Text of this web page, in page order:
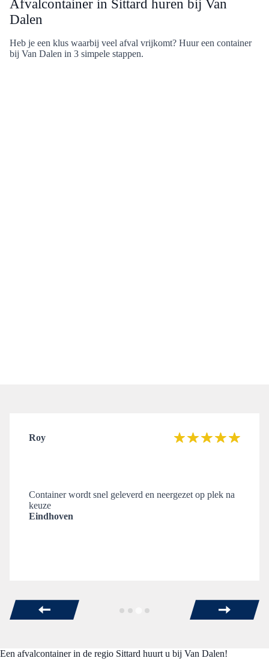
Afvalcontainer in Sittard huren bij Van
Dalen
Heb je een klus waarbij veel afval vrijkomt? Huur een container
bij Van Dalen in 3 simpele stappen.
Roy
Container wordt snel geleverd en neergezet op plek na
keuze
Eindhoven
Een afvalcontainer in de regio Sittard huurt u bij Van Dalen!